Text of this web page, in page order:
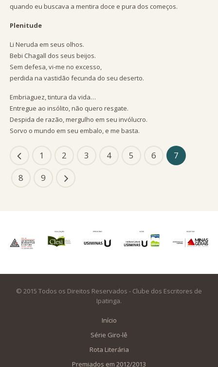
quando eu buscava a mentira doce e pura dos começos.
Plenitude
Li Neruda em seus olhos.
Bebi Chagall dos seus beijos.
Sem defesa, vi-me no excesso,
perdida na vastidão fecunda do seu deserto.
Embriaguez, tintura da vida…
Entregue ao insólito, não quero resgate.
Despida de razão, mergulho em seu invólucro.
Sorvo o mundo em seu embalo, e me basta.
1 2 3 4 5 6
7
8
9
© 2015 Todos os Direitos Reservados - Clube dos Escritores de
Ipatinga.
Início
Série Giro-lê
Rota Literária
Premiados em 2012/2013